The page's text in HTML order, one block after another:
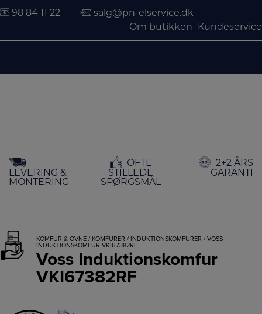
indholdet
98 84 11 22
salg@pn-elservice.dk
Om butikken
Kundeservice
LEVERING &
MONTERING
OFTE
STILLEDE
SPØRGSMÅL
2+2 ÅRS
GARANTI
KOMFUR & OVNE / KOMFURER / INDUKTIONSKOMFURER / VOSS
INDUKTIONSKOMFUR VKI67382RF
Voss Induktionskomfur
VKI67382RF